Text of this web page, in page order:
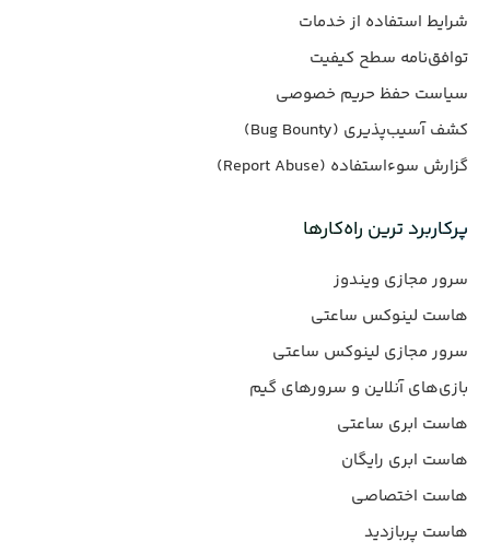
شرایط استفاده از خدمات
توافق‌نامه سطح کیفیت
سیاست حفظ حریم خصوصی
کشف آسیب‌پذیری (Bug Bounty)
گزارش سوءاستفاده (Report Abuse)
پرکاربرد ترین راه‌کارها
سرور مجازی ویندوز
هاست لینوکس ساعتی
سرور مجازی لینوکس ساعتی
بازی‌های آنلاین و سرورهای گیم
هاست ابری ساعتی
هاست ابری رایگان
هاست اختصاصی
هاست پربازدید